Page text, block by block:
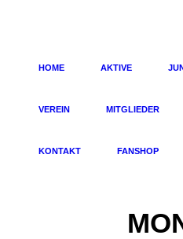
HOME AKTIVE
VEREIN MITGLIEDER
KONTAKT FANSHOP